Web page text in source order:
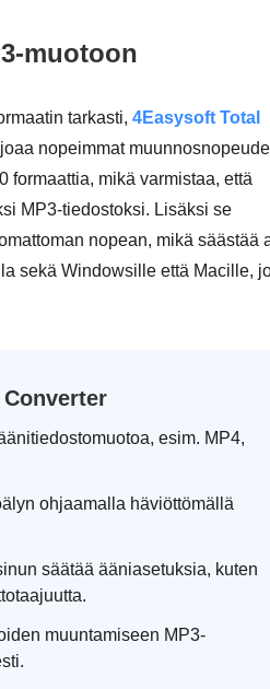
muotoon
tarkasti, 4Easysoft Total
nopeimmat
formaattia, mikä varmistaa, että
MP3-tiedostoksi. Lisäksi se
nopean, mikä säästää
sekä Windowsille että Macille,
esim. MP4,
ohjaamalla häviöttömällä
säätää ääniasetuksia, kuten
muuntamiseen MP3-